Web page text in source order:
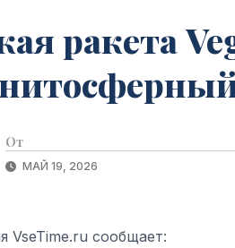
ракета
От
МАЙ 19, 2026
VseTime.ru сообщает: